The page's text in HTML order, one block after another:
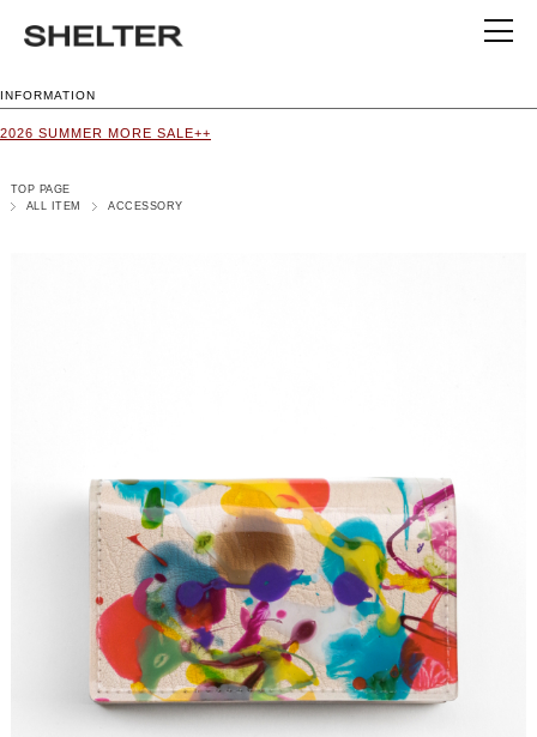
INFORMATION
2026 SUMMER MORE SALE++
TOP PAGE
ALL ITEM
ACCESSORY